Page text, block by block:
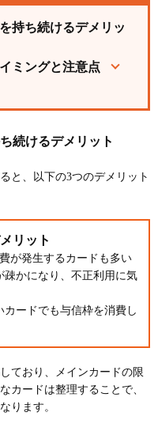
持ち続けるデメリッ
ミングと注意点
続けるデメリット
と、以下の3つのデメリット
リット
が発生するカードも多い
かになり、不正利用に気
ードでも与信枠を消費し
ており、メインカードの限
カードは整理することで、
ります。